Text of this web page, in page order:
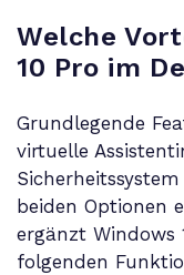
Welche
10 Pro im
Grundlegende
virtuelle
Sicherheitssystem
beiden Optionen
ergänzt Windows
folgenden